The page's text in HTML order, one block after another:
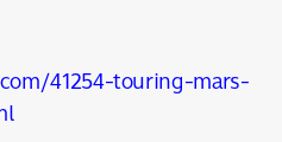
41254-touring-mars-